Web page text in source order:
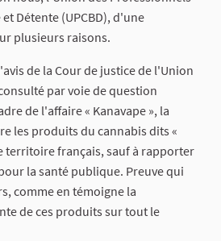
Détente (UPCBD), d'une
plusieurs raisons.
de la Cour de justice de l'Union
par voie de question
de l'affaire « Kanavape », la
les produits du cannabis dits «
territoire français, sauf à rapporter
la santé publique. Preuve qui
comme en témoigne la
de ces produits sur tout le